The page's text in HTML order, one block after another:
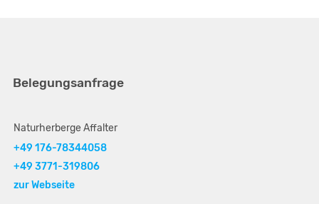
Belegungsanfrage
Naturherberge Affalter
+49 176-78344058
+49 3771-319806
zur Webseite